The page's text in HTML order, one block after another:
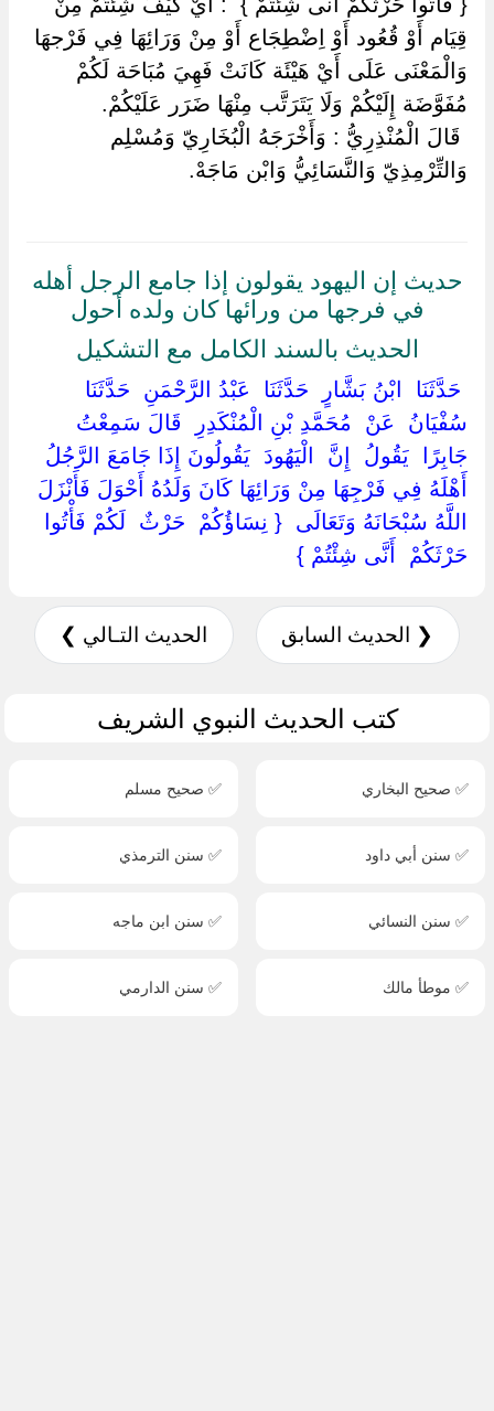
‏{ فَأْتُوا حَرْثكُمْ أَنَّى شِئْتُمْ } ‏ ‏: أَيْ كَيْفَ شِئْتُمْ مِنْ
قِيَام أَوْ قُعُود أَوْ اِضْطِجَاع أَوْ مِنْ وَرَائِهَا فِي فَرْجهَا
وَالْمَعْنَى عَلَى أَيْ هَيْئَة كَانَتْ فَهِيَ مُبَاحَة لَكُمْ
مُفَوَّضَة إِلَيْكُمْ وَلَا يَتَرَتَّب مِنْهَا ضَرَر عَلَيْكُمْ.
‏ ‏قَالَ الْمُنْذِرِيُّ : وَأَخْرَجَهُ الْبُخَارِيّ وَمُسْلِم
وَالتِّرْمِذِيّ وَالنَّسَائِيُّ وَابْن مَاجَهْ.
حديث إن اليهود يقولون إذا جامع الرجل أهله
في فرجها من ورائها كان ولده أحول
الحديث بالسند الكامل مع التشكيل
‏ ‏حَدَّثَنَا ‏ ‏ابْنُ بَشَّارٍ ‏ ‏حَدَّثَنَا ‏ ‏عَبْدُ الرَّحْمَنِ ‏ ‏حَدَّثَنَا ‏
‏سُفْيَانُ ‏ ‏عَنْ ‏ ‏مُحَمَّدِ بْنِ الْمُنْكَدِرِ ‏ ‏قَالَ سَمِعْتُ ‏
‏جَابِرًا ‏ ‏يَقُولُ ‏ ‏إِنَّ ‏ ‏الْيَهُودَ ‏ ‏يَقُولُونَ إِذَا جَامَعَ الرَّجُلُ
أَهْلَهُ فِي فَرْجِهَا مِنْ وَرَائِهَا كَانَ وَلَدُهُ أَحْوَلَ فَأَنْزَلَ
اللَّهُ سُبْحَانَهُ وَتَعَالَى ‏ { ‏نِسَاؤُكُمْ ‏ ‏حَرْثٌ ‏ ‏لَكُمْ فَأْتُوا ‏
‏حَرْثَكُمْ ‏ ‏أَنَّى شِئْتُمْ ‏}
❮ الحديث السابق الحديث التـالي ❯
كتب الحديث النبوي الشريف
✅ صحيح البخاري ✅ صحيح مسلم
✅ سنن أبي داود ✅ سنن الترمذي
✅ سنن النسائي ✅ سنن ابن ماجه
✅ موطأ مالك ✅ سنن الدارمي